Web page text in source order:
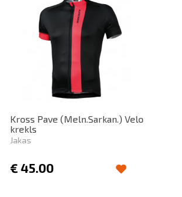
Kross Pave (Meln.Sarkan.) Velo
krekls
Jakas
€ 45.00